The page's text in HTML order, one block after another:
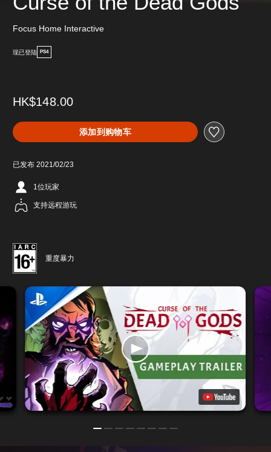
Focus Home Interactive
现已登陆 PS4
HK$148.00
添加到购物车
已发布 2021/02/23
1位玩家
支持远程游玩
重度暴力